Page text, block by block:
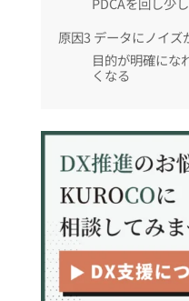
原因3 データにノイズ
目的が明確にな
くなる